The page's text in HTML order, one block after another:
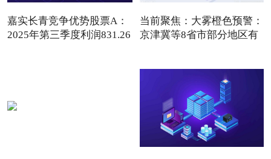
嘉实长青竞争优势股票A：
2025年第三季度利润831.26
当前聚焦：大雾橙色预警：
京津冀等8省市部分地区有